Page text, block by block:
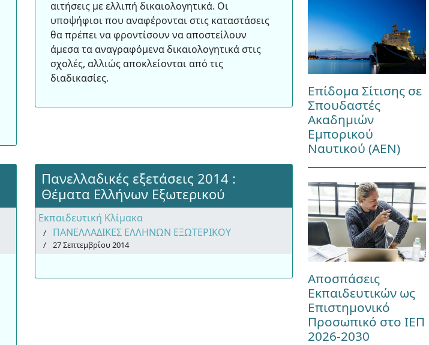
αιτήσεις με ελλιπή δικαιολογητικά. Οι
υποψήφιοι που αναφέρονται στις καταστάσεις
θα πρέπει να φροντίσουν να αποστείλουν
άμεσα τα αναγραφόμενα δικαιολογητικά στις
σχολές, αλλιώς αποκλείονται από τις
διαδικασίες.
Πανελλαδικές εξετάσεις 2014 :
Θέματα Ελλήνων Εξωτερικού
Εκπαιδευτική Κλίμακα
ΠΑΝΕΛΛΑΔΙΚΕΣ ΕΛΛΗΝΩΝ ΕΞΩΤΕΡΙΚΟΥ
27 Σεπτεμβρίου 2014
Επίδομα Σίτισης σε
Σπουδαστές
Ακαδημιών
Εμπορικού
Ναυτικού (ΑΕΝ)
Αποσπάσεις
Εκπαιδευτικών ως
Επιστημονικό
Προσωπικό στο ΙΕΠ
2026-2030